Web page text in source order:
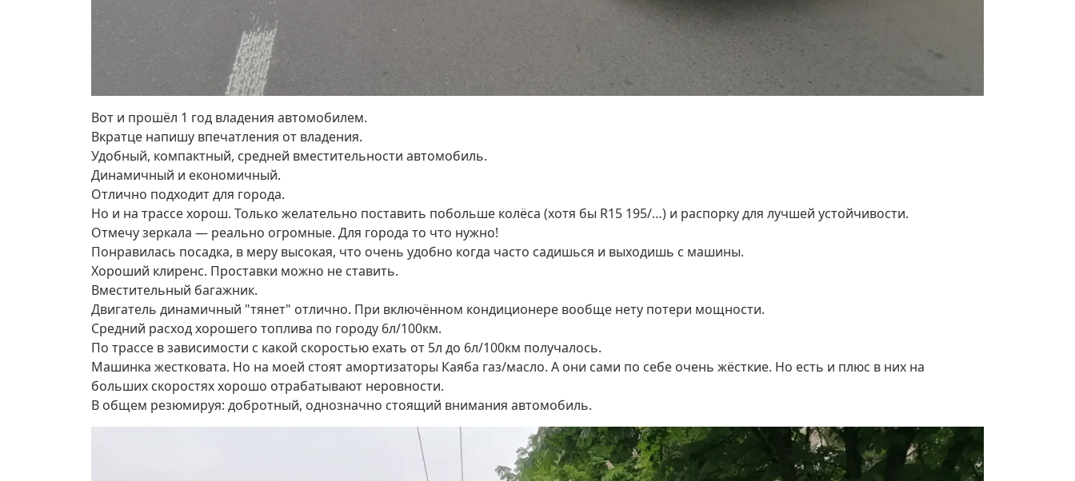
Вот и прошёл 1 год владения автомобилем.
Вкратце напишу впечатления от владения.
Удобный, компактный, средней вместительности автомобиль.
Динамичный и економичный.
Отлично подходит для города.
Но и на трассе хорош. Только желательно поставить побольше колёса (хотя бы R15 195/…) и распорку для лучшей устойчивости.
Отмечу зеркала — реально огромные. Для города то что нужно!
Понравилась посадка, в меру высокая, что очень удобно когда часто садишься и выходишь с машины.
Хороший клиренс. Проставки можно не ставить.
Вместительный багажник.
Двигатель динамичный "тянет" отлично. При включённом кондиционере вообще нету потери мощности.
Средний расход хорошего топлива по городу 6л/100км.
По трассе в зависимости с какой скоростью ехать от 5л до 6л/100км получалось.
Машинка жестковата. Но на моей стоят амортизаторы Каяба газ/масло. А они сами по себе очень жёсткие. Но есть и плюс в них на
больших скоростях хорошо отрабатывают неровности.
В общем резюмируя: добротный, однозначно стоящий внимания автомобиль.